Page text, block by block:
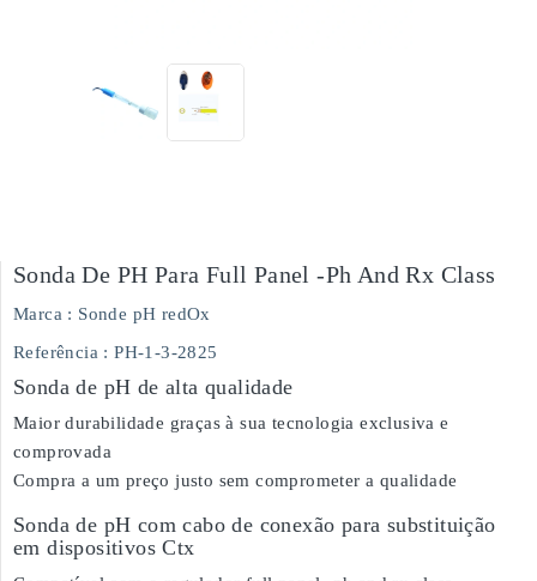
Sonda De PH Para Full Panel -ph And Rx Class
Marca : Sonde pH redOx
Referência : PH-1-3-2825
Sonda de pH de alta qualidade
Maior durabilidade graças à sua tecnologia exclusiva e
comprovada
Compra a um preço justo sem comprometer a qualidade
Sonda de pH com cabo de conexão para substituição
em dispositivos Ctx